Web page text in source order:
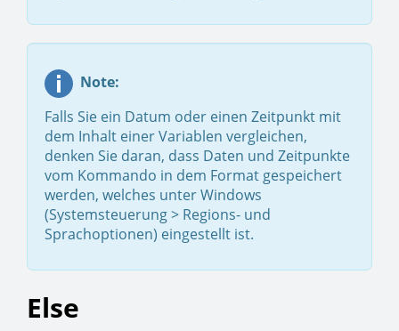
Note:
Falls Sie ein Datum oder einen Zeitpunkt mit
dem Inhalt einer Variablen vergleichen,
denken Sie daran, dass Daten und Zeitpunkte
vom Kommando in dem Format gespeichert
werden, welches unter Windows
(Systemsteuerung > Regions- und
Sprachoptionen) eingestellt ist.
Else